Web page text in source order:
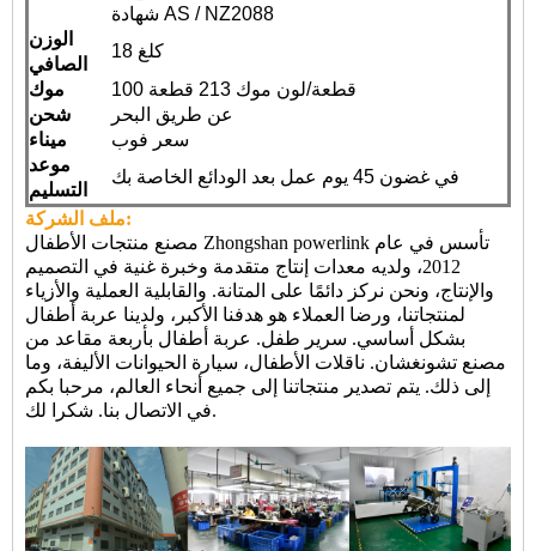
شهادة AS / NZ2088
الوزن
الصافي
18 كلغ
موك
100 قطعة/لون موك 213 قطعة
شحن
عن طريق البحر
ميناء
سعر فوب
موعد
التسليم
في غضون 45 يوم عمل بعد الودائع الخاصة بك
ملف الشركة:
مصنع منتجات الأطفال Zhongshan powerlink تأسس في عام
2012، ولديه معدات إنتاج متقدمة وخبرة غنية في التصميم
والإنتاج، ونحن نركز دائمًا على المتانة. والقابلية العملية والأزياء
لمنتجاتنا، ورضا العملاء هو هدفنا الأكبر، ولدينا عربة أطفال
بشكل أساسي. سرير طفل. عربة أطفال بأربعة مقاعد من
مصنع تشونغشان. ناقلات الأطفال، سيارة الحيوانات الأليفة، وما
إلى ذلك. يتم تصدير منتجاتنا إلى جميع أنحاء العالم، مرحبا بكم
في الاتصال بنا. شكرا لك.